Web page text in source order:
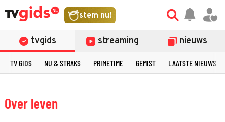
stem nu!
tvgids streaming nieuws
TV GIDS NU & STRAKS PRIMETIME GEMIST LAATSTE NIEUWS
Over leven